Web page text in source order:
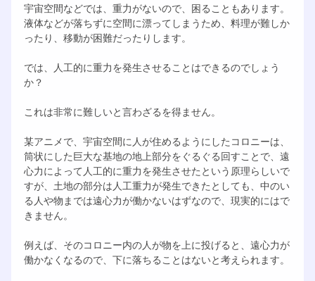
宇宙空間などでは、重力がないので、困ることもあります。
液体などが落ちずに空間に漂ってしまうため、料理が難しか
ったり、移動が困難だったりします。
では、人工的に重力を発生させることはできるのでしょう
か？
これは非常に難しいと言わざるを得ません。
某アニメで、宇宙空間に人が住めるようにしたコロニーは、
筒状にした巨大な基地の地上部分をぐるぐる回すことで、遠
心力によって人工的に重力を発生させたという原理らしいで
すが、土地の部分は人工重力が発生できたとしても、中のい
る人や物までは遠心力が働かないはずなので、現実的にはで
きません。
例えば、そのコロニー内の人が物を上に投げると、遠心力が
働かなくなるので、下に落ちることはないと考えられます。